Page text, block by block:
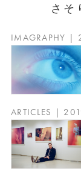
さそ
IMAGRAPHY |
ARTICLES |